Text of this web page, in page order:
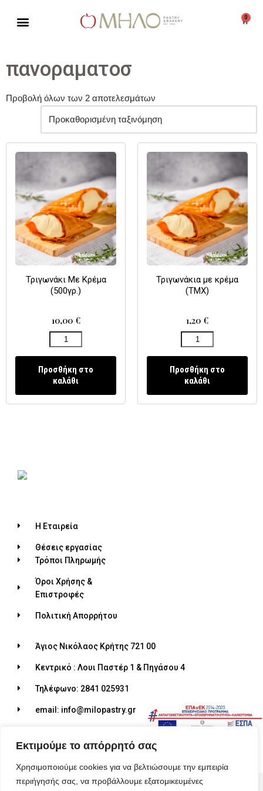
Εκτιμούμε το απόρρητό σας
Χρησιμοποιούμε cookies για να βελτιώσουμε την εμπειρία
περιήγησής σας, να προβάλλουμε εξατομικευμένες
0
πανοραματοσ
Προβολή όλων των 2 αποτελεσμάτων
Τριγωνάκι Με Κρέμα
(500γρ.)
10,00 €
Προσθήκη στο
καλάθι
Τριγωνάκια με κρέμα
(ΤΜΧ)
1,20 €
Προσθήκη στο
καλάθι
Η Εταιρεία
Θέσεις εργασίας
Τρόποι Πληρωμής
Όροι Χρήσης &
Επιστροφές
Πολιτική Απορρήτου
Άγιος Νικόλαος Κρήτης 721 00
Κεντρικό : Λουι Παστέρ 1 & Πηγάσου 4
Τηλέφωνο: 2841 025931
email: info@milopastry.gr
© 2026 ALL RIGHTS RESERVED​